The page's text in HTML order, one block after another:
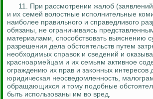
11. При рассмотрении жалоб
и их семей волостные исполнительные
наиболее правильного и справедливого
обязаны, не ограничиваясь
материалами, способствовать выяснению
разрешения дела обстоятельств путем
необходимых справок и сведений и
красноармейцам и их семьям активное
ограждению их прав и законных интересов
юридическая неосведомленность,
обращающихся и тому подобные
быть использованы им во вред.